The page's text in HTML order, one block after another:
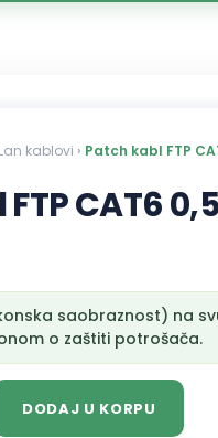
kablovi › Patch kabl FTP
CAT6
saobraznost) na
o zaštiti potrošača.
DODAJ U KORPU